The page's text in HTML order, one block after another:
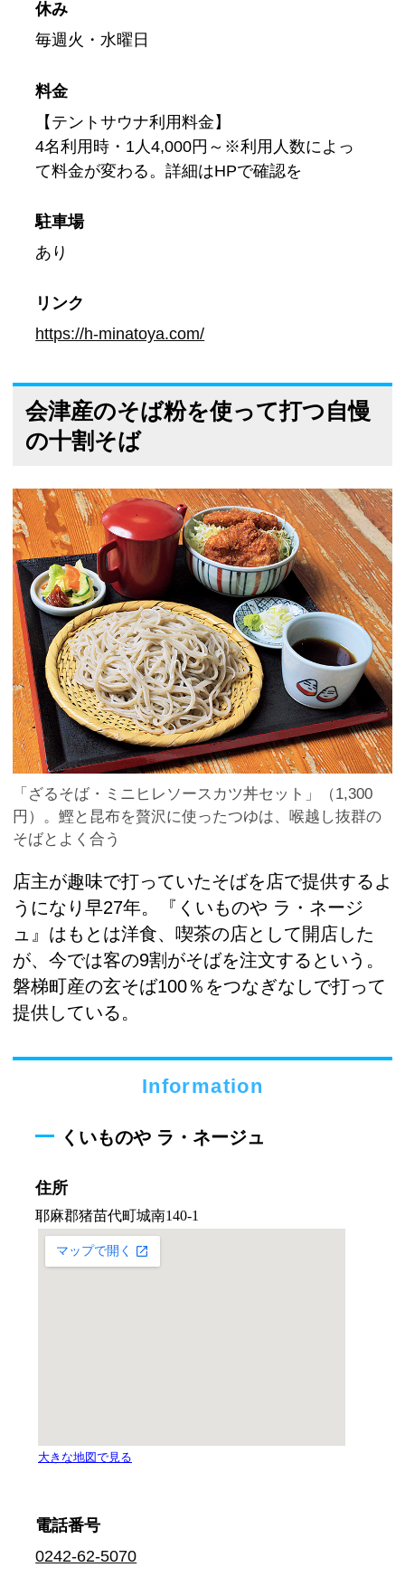
休み
毎週火・水曜日
料金
【テントサウナ利用料金】
4名利用時・1人4,000円～※利用人数によっ
て料金が変わる。詳細はHPで確認を
駐車場
あり
リンク
https://h-minatoya.com/
会津産のそば粉を使って打つ自慢
の十割そば
「ざるそば・ミニヒレソースカツ丼セット」（1,300
円）。鰹と昆布を贅沢に使ったつゆは、喉越し抜群の
そばとよく合う
店主が趣味で打っていたそばを店で提供するよ
うになり早27年。『くいものや ラ・ネージ
ュ』はもとは洋食、喫茶の店として開店した
が、今では客の9割がそばを注文するという。
磐梯町産の玄そば100％をつなぎなしで打って
提供している。
Information
くいものや ラ・ネージュ
住所
電話番号
0242-62-5070